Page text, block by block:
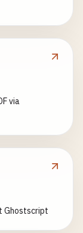
via
Ghostscript